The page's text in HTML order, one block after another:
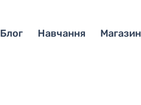
Блог Навчання Магазин